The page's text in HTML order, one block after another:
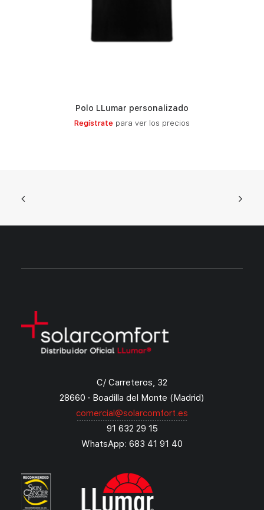
Polo LLumar personalizado
Regístrate para ver los precios
C/ Carreteros, 32
28660 · Boadilla del Monte (Madrid)
comercial@solarcomfort.es
91 632 29 15
WhatsApp: 683 41 91 40